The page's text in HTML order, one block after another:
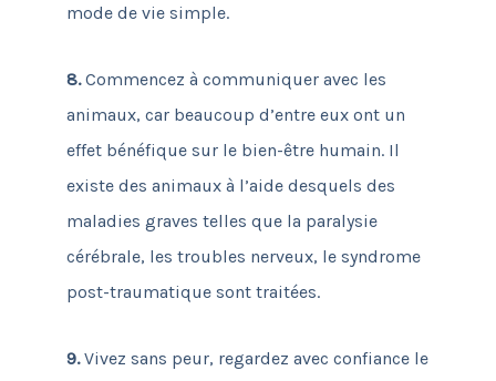
mode de vie simple.
8.Commencez à communiquer avec les
animaux, car beaucoup d’entre eux ont un
effet bénéfique sur le bien-être humain. Il
existe des animaux à l’aide desquels des
maladies graves telles que la paralysie
cérébrale, les troubles nerveux, le syndrome
post-traumatique sont traitées.
9.Vivez sans peur, regardez avec confiance le